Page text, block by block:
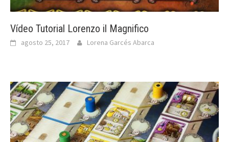
Vídeo Tutorial Lorenzo il Magnifico
agosto 25, 2017 Lorena Garcés Abarca